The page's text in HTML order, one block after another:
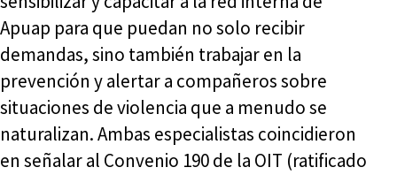
Apuap para que puedan no solo recibir
demandas, sino también trabajar en la
prevención y alertar a compañeros sobre
situaciones de violencia que a menudo se
naturalizan. Ambas especialistas coincidieron
en señalar al Convenio 190 de la OIT (ratificado